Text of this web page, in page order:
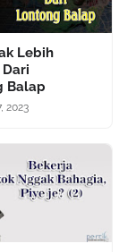
Lebih
Balap
2023